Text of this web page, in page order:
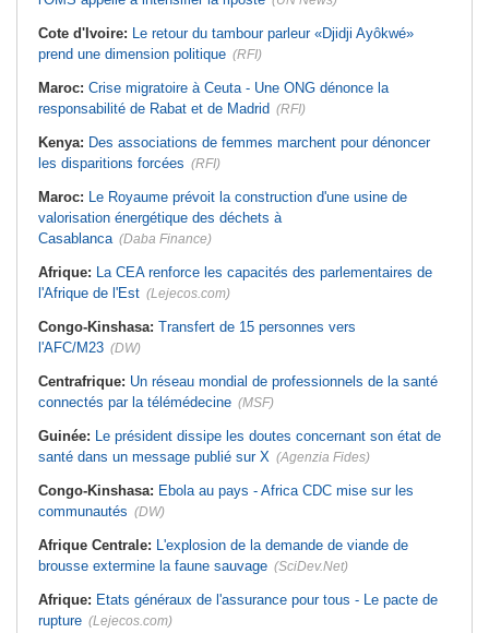
Cote d'Ivoire: Le retour du tambour parleur «Djidji Ayôkwé»
prend une dimension politique (RFI)
Maroc: Crise migratoire à Ceuta - Une ONG dénonce la
responsabilité de Rabat et de Madrid (RFI)
Kenya: Des associations de femmes marchent pour dénoncer
les disparitions forcées (RFI)
Maroc: Le Royaume prévoit la construction d'une usine de
valorisation énergétique des déchets à
Casablanca (Daba Finance)
Afrique: La CEA renforce les capacités des parlementaires de
l'Afrique de l'Est (Lejecos.com)
Congo-Kinshasa: Transfert de 15 personnes vers
l'AFC/M23 (DW)
Centrafrique: Un réseau mondial de professionnels de la santé
connectés par la télémédecine (MSF)
Guinée: Le président dissipe les doutes concernant son état de
santé dans un message publié sur X (Agenzia Fides)
Congo-Kinshasa: Ebola au pays - Africa CDC mise sur les
communautés (DW)
Afrique Centrale: L'explosion de la demande de viande de
brousse extermine la faune sauvage (SciDev.Net)
Afrique: Etats généraux de l'assurance pour tous - Le pacte de
rupture (Lejecos.com)